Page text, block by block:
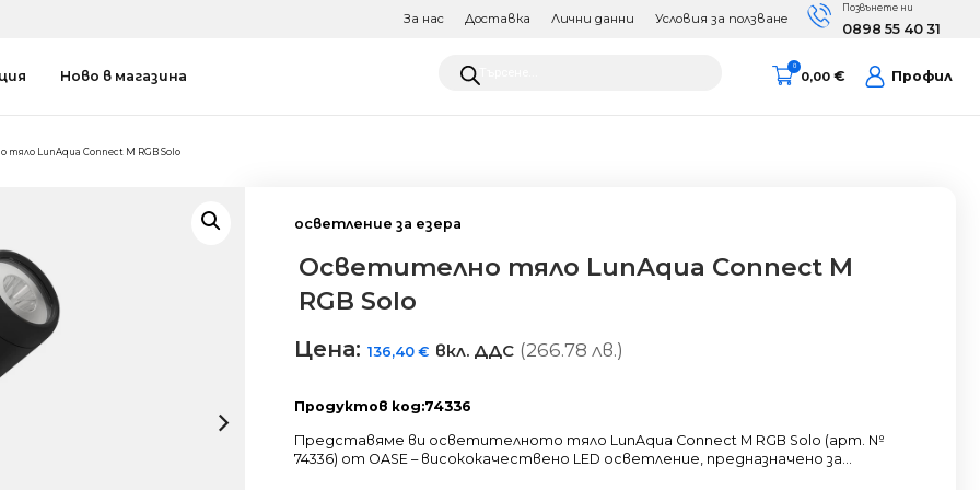
За нас Доставка Лични данни Условия за ползване
Позвънете ни
0898 55 40 31
Ново в магазина
Products
search
0,00€
0
Профил
LunAqua Connect M RGB Solo
осветление за езера
Осветително тяло LunAqua Connect M
RGB Solo
Цена: 136,40 € вкл. ДДС (266.78 лв.)
Продуктов код:74336
Представяме ви осветителното тяло LunAqua Connect M RGB Solo (арт. №
74336) от OASE – висококачествено LED осветление, предназначено за...